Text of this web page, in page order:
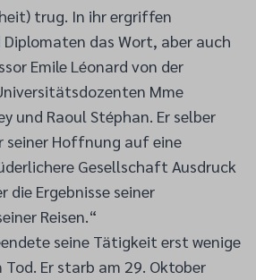
trug. In ihr ergriffen
das Wort, aber auch
Emile Léonard von der
Mme
und Raoul Stéphan. Er selber
seiner Hoffnung auf eine
Gesellschaft Ausdruck
die Ergebnisse seiner
Reisen.“
seine Tätigkeit erst wenige
Er starb am 29. Oktober